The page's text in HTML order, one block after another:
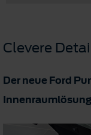
Clevere
Der neue Ford